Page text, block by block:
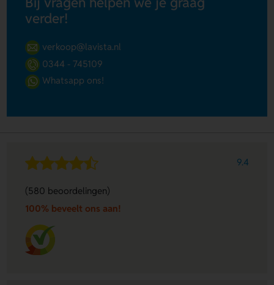
verder!
verkoop@lavista.nl
0344 - 745109
Whatsapp ons!
9.4
(580 beoordelingen)
100% beveelt ons aan!